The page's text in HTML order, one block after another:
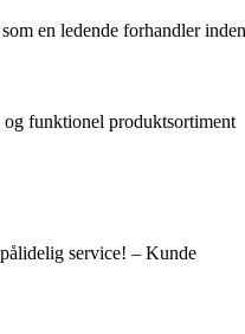
en ledende forhandler
funktionel produktsortiment
service! – Kunde